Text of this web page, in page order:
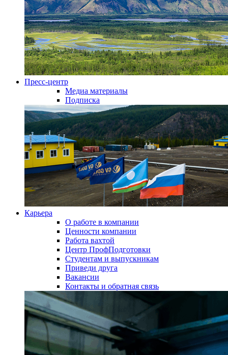
Пресс-центр
Медиа материалы
Подписка
Карьера
О работе в компании
Ценности компании
Работа вахтой
Центр ПрофПодготовки
Студентам и выпускникам
Приведи друга
Вакансии
Контакты и обратная связь